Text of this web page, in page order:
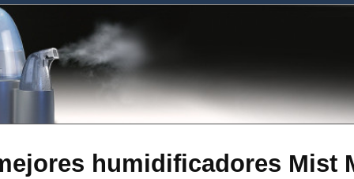
humidificadores Mist